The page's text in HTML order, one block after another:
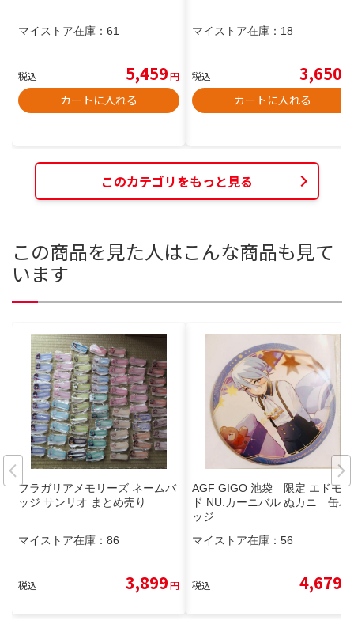
マイストア在庫： 61
税込 5,459円
カートに入れる
マイストア在庫： 18
税込 3,650
カートに入れる
このカテゴリをもっと見る
この商品を見た人はこんな商品も見て
います
フラガリアメモリーズ ネームバ
ッジ サンリオ まとめ売り
マイストア在庫： 86
税込 3,899円
AGF GIGO 池袋 限定 エドモン
ド NU:カーニバル ぬカニ 缶バ
ッジ
マイストア在庫： 56
税込 4,679